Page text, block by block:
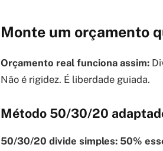
Monte um orçamento
Orçamento real funciona assim:
Não é rigidez. É liberdade guiada.
Método 50/30/20
50/30/20 divide simples: 50%